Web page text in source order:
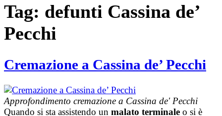
Tag: defunti Cassina de’
Pecchi
Cremazione a Cassina de’ Pecchi
Approfondimento cremazione a Cassina de' Pecchi
Quando si sta assistendo un malato terminale o si è